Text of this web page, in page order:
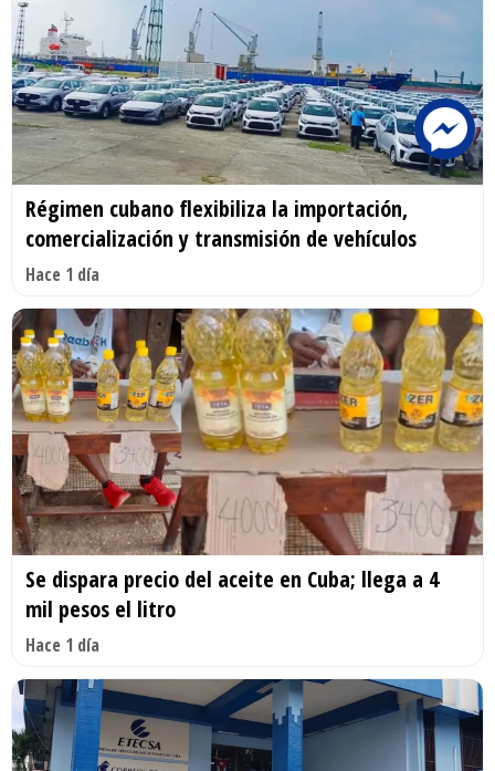
Régimen cubano flexibiliza la importación,
comercialización y transmisión de vehículos
Hace 1 día
Se dispara precio del aceite en Cuba; llega a 4
mil pesos el litro
Hace 1 día